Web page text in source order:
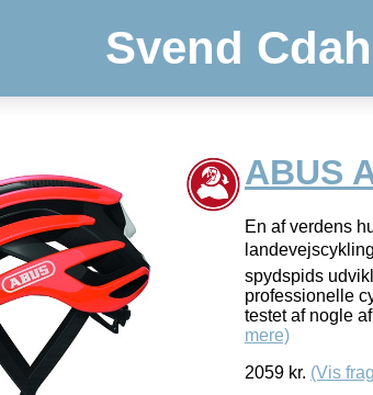
Svend
ABUS
En af verdens
spydspids
professionelle
testet af nogle
mere)
2059 kr. (Vis